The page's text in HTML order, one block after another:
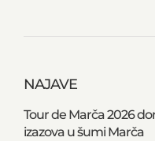
NAJAVE
Tour de Marča 2026
izazova u šumi Marča